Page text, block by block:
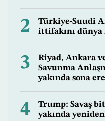
2
Türkiye-Suudi
ittifakını dünya
3
Riyad, Ankara
Savunma
yakında sona
4
Trump: Savaş
yakında